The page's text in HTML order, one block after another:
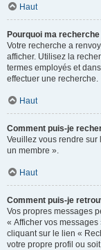
Haut
Pourquoi ma
Votre recherche a
afficher. Utilisez la
termes employés et
effectuer une recherche.
Haut
Comment puis-je
Veuillez vous rendre
un membre ».
Haut
Comment puis-je
Vos propres messages
« Afficher vos
cliquant sur le lien «
votre propre profil ou